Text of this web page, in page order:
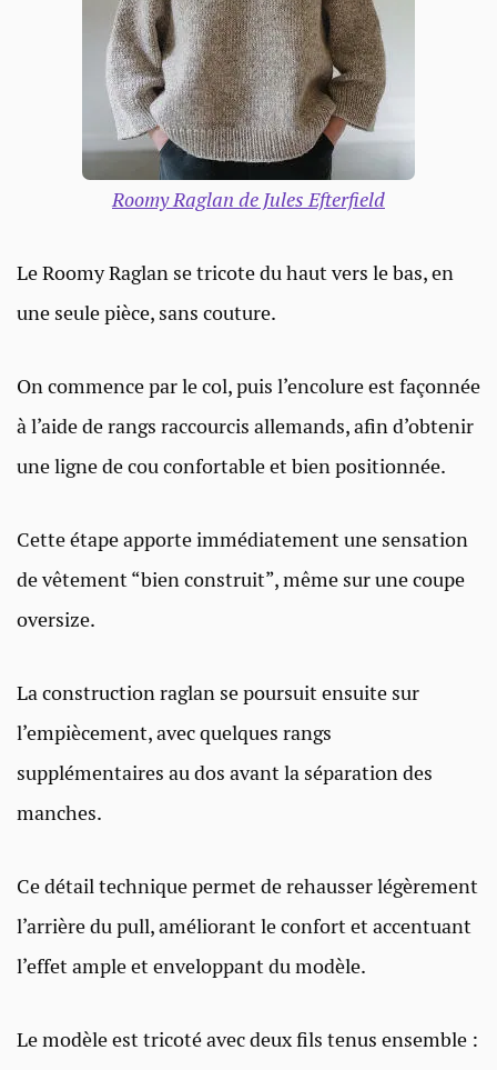
Roomy Raglan de Jules Efterfield
Le Roomy Raglan se tricote du haut vers le bas, en
une seule pièce, sans couture.
On commence par le col, puis l’encolure est façonnée
à l’aide de rangs raccourcis allemands, afin d’obtenir
une ligne de cou confortable et bien positionnée.
Cette étape apporte immédiatement une sensation
de vêtement “bien construit”, même sur une coupe
oversize.
La construction raglan se poursuit ensuite sur
l’empiècement, avec quelques rangs
supplémentaires au dos avant la séparation des
manches.
Ce détail technique permet de rehausser légèrement
l’arrière du pull, améliorant le confort et accentuant
l’effet ample et enveloppant du modèle.
Le modèle est tricoté avec deux fils tenus ensemble :